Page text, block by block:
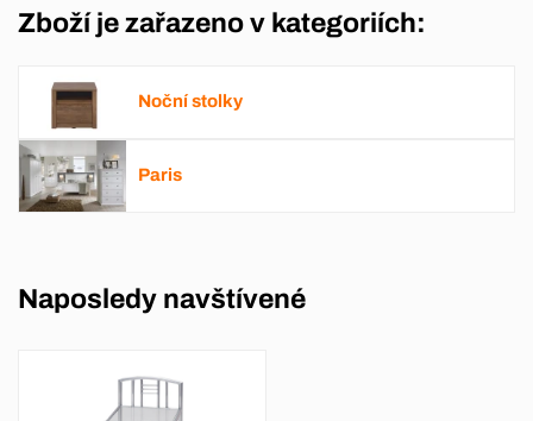
Zboží je zařazeno v kategoriích:
Noční stolky
Paris
Naposledy navštívené